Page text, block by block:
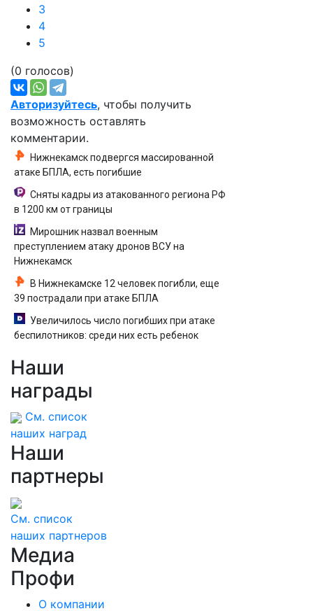
3
4
5
(0 голосов)
Авторизуйтесь, чтобы получить
возможность оставлять
комментарии.
Нижнекамск подвергся массированной
атаке БПЛА, есть погибшие
Сняты кадры из атакованного региона РФ
в 1200 км от границы
Мирошник назвал военным
преступлением атаку дронов ВСУ на
Нижнекамск
В Нижнекамске 12 человек погибли, еще
39 пострадали при атаке БПЛА
Увеличилось число погибших при атаке
беспилотников: среди них есть ребенок
Наши
награды
См. список
наших наград
Наши
партнеры
См. список
наших партнеров
Медиа
Профи
О компании